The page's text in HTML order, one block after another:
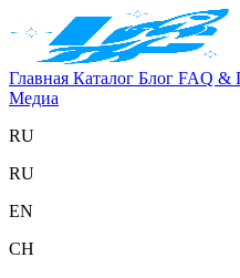
Главная Каталог Блог FAQ &
Медиа
RU
RU
EN
CH